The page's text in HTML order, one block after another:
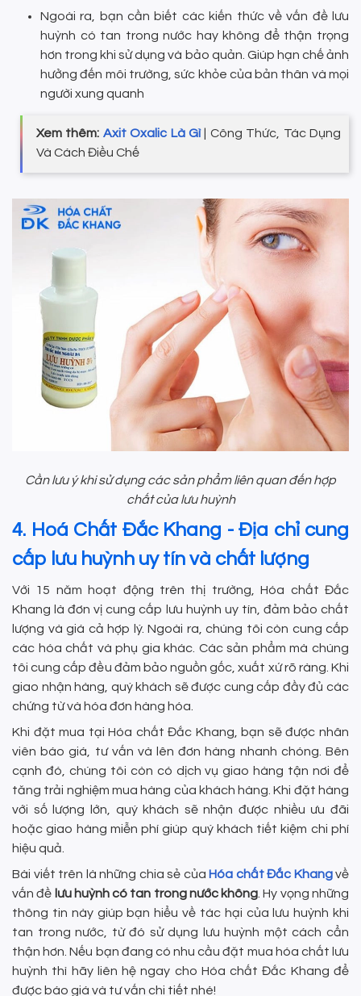
Ngoài ra, bạn cần biết các kiến thức về vấn đề lưu
huỳnh có tan trong nước hay không để thận trọng
hơn trong khi sử dụng và bảo quản. Giúp hạn chế ảnh
hưởng đến môi trường, sức khỏe của bản thân và mọi
người xung quanh
Xem thêm: Axit Oxalic Là Gì| Công Thức, Tác Dụng
Và Cách Điều Chế
Cần lưu ý khi sử dụng các sản phẩm liên quan đến hợp
chất của lưu huỳnh
4. Hoá Chất Đắc Khang - Địa chỉ cung
cấp lưu huỳnh uy tín và chất lượng
Với 15 năm hoạt động trên thị trường, Hóa chất Đắc
Khang là đơn vị cung cấp lưu huỳnh uy tín, đảm bảo chất
lượng và giá cả hợp lý. Ngoài ra, chúng tôi còn cung cấp
các hóa chất và phụ gia khác. Các sản phẩm mà chúng
tôi cung cấp đều đảm bảo nguồn gốc, xuất xứ rõ ràng. Khi
giao nhận hàng, quý khách sẽ được cung cấp đầy đủ các
chứng từ và hóa đơn hàng hóa.
Khi đặt mua tại Hóa chất Đắc Khang, bạn sẽ được nhân
viên báo giá, tư vấn và lên đơn hàng nhanh chóng. Bên
cạnh đó, chúng tôi còn có dịch vụ giao hàng tận nơi để
tăng trải nghiệm mua hàng của khách hàng. Khi đặt hàng
với số lượng lớn, quý khách sẽ nhận được nhiều ưu đãi
hoặc giao hàng miễn phí giúp quý khách tiết kiệm chi phí
hiệu quả.
Bài viết trên là những chia sẻ của Hóa chất Đắc Khangvề
vấn đề lưu huỳnh có tan trong nước không . Hy vọng những
thông tin này giúp bạn hiểu về tác hại của lưu huỳnh khi
tan trong nước, từ đó sử dụng lưu huỳnh một cách cẩn
thận hơn. Nếu bạn đang có nhu cầu đặt mua hóa chất lưu
huỳnh thì hãy liên hệ ngay cho Hóa chất Đắc Khang để
được báo giá và tư vấn chi tiết nhé!